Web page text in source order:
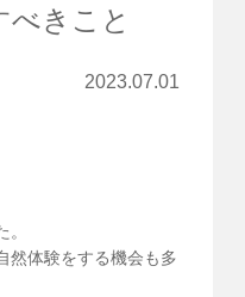
べきこと
2023.07.01
然体験をする機会も多